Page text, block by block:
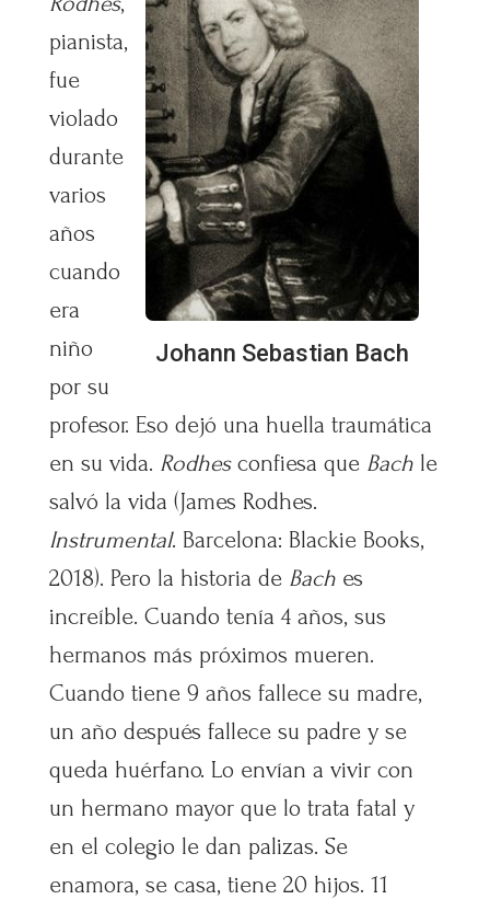
Johann Sebastian Bach
pianista,
fue
violado
durante
varios
años
cuando
era
niño
por su
profesor. Eso dejó una huella traumática
en su vida. Rodhesconfiesa que Bachle
salvó la vida (James Rodhes.
Instrumental. Barcelona: Blackie Books,
2018). Pero la historia de Baches
increíble. Cuando tenía 4 años, sus
hermanos más próximos mueren.
Cuando tiene 9 años fallece su madre,
un año después fallece su padre y se
queda huérfano. Lo envían a vivir con
un hermano mayor que lo trata fatal y
en el colegio le dan palizas. Se
enamora, se casa, tiene 20 hijos. 11